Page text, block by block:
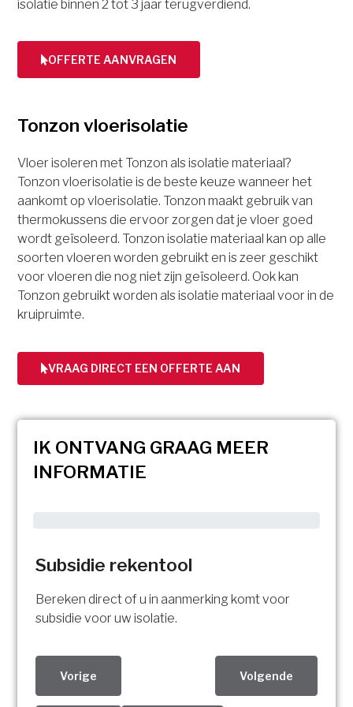
isolatie binnen 2 tot 3 jaar terugverdiend.
OFFERTE AANVRAGEN
Tonzon vloerisolatie
Vloer isoleren met Tonzon als isolatie materiaal?
Tonzon vloerisolatie is de beste keuze wanneer het
aankomt op vloerisolatie. Tonzon maakt gebruik van
thermokussens die ervoor zorgen dat je vloer goed
wordt geïsoleerd. Tonzon isolatie materiaal kan op alle
soorten vloeren worden gebruikt en is zeer geschikt
voor vloeren die nog niet zijn geïsoleerd. Ook kan
Tonzon gebruikt worden als isolatie materiaal voor in de
kruipruimte.
VRAAG DIRECT EEN OFFERTE AAN
IK ONTVANG GRAAG MEER
INFORMATIE
Subsidie rekentool
Bereken direct of u in aanmerking komt voor
subsidie voor uw isolatie.
Vorige Volgende